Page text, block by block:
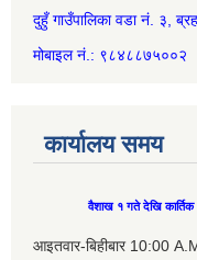
दुहुँ गाउँपालिका वडा नं. ३,
मोबाइल नं.: ९८४८८७५००२
कार्यालय समय
वैशाख १ गते देखि
आइतवार-बिहीबार 10:00